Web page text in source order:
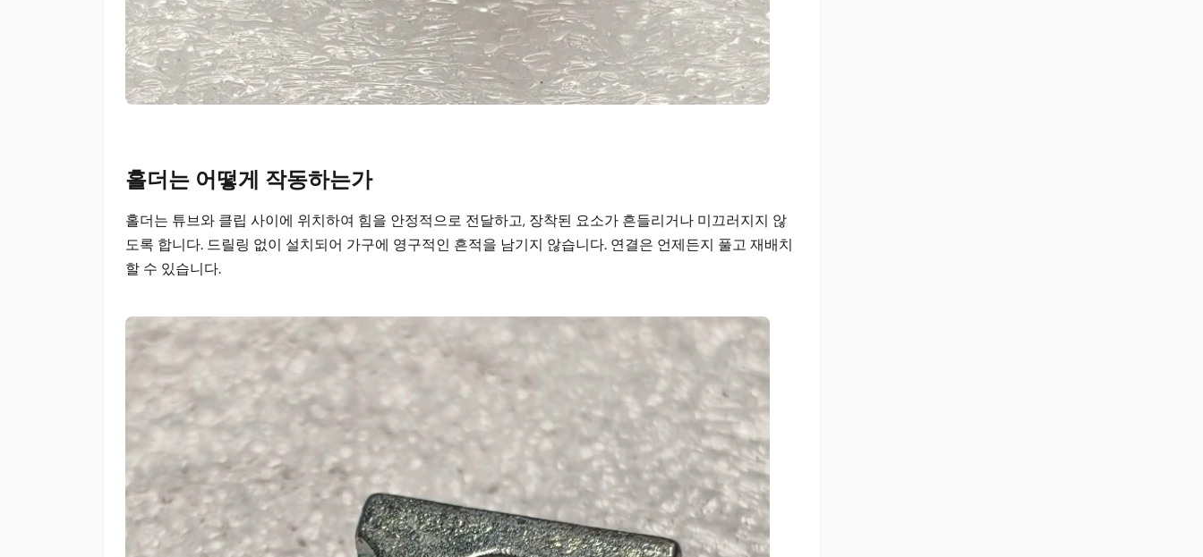
홀더는 어떻게 작동하는가
홀더는 튜브와 클립 사이에 위치하여 힘을 안정적으로 전달하고, 장착된 요소가 흔들리거나 미끄러지지 않
도록 합니다. 드릴링 없이 설치되어 가구에 영구적인 흔적을 남기지 않습니다. 연결은 언제든지 풀고 재배치
할 수 있습니다.